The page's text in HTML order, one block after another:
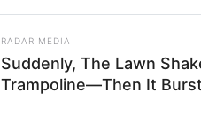
RADAR MEDIA
Suddenly, The Lawn
Trampoline—Then It